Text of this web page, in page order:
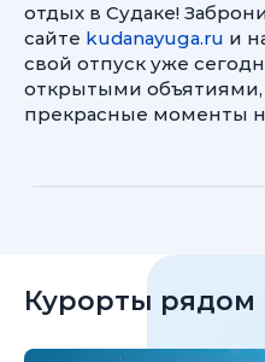
отдых в Судаке!
сайте kudanayuga.ru и
свой отпуск уже
открытыми
прекрасные моменты
Курорты рядом